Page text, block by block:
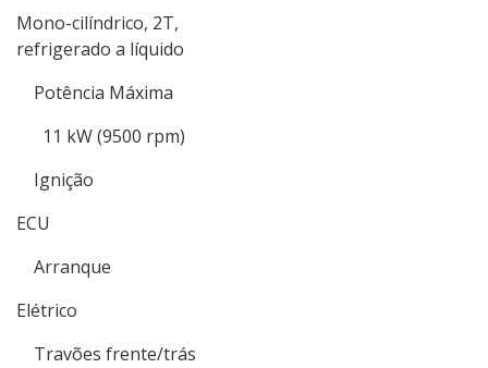
Mono-cilíndrico, 2T,
refrigerado a líquido
Potência Máxima
11 kW (9500 rpm)
Ignição
ECU
Arranque
Elétrico
Travões frente/trás